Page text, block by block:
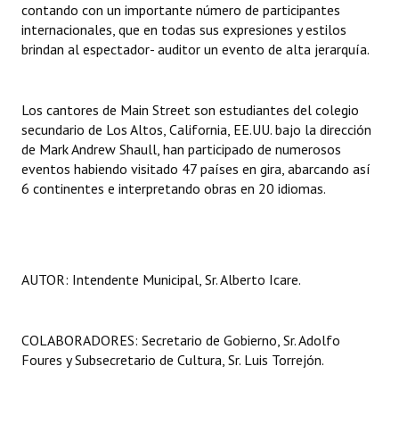
Informes de Unidad Coordinadora
Ejecución Presupuestaria
NORMATIVA
Comunicaciones
Resoluciones de Presidencia
Antiguos Pobladores
contando con un importante número de participantes
internacionales, que en todas sus expresiones y estilos
brindan al espectador- auditor un evento de alta jerarquía.
Los cantores de Main Street son estudiantes del colegio
secundario de Los Altos, California, EE.UU. bajo la dirección
de Mark Andrew Shaull, han participado de numerosos
eventos habiendo visitado 47 países en gira, abarcando así
6 continentes e interpretando obras en 20 idiomas.
AUTOR: Intendente Municipal, Sr. Alberto Icare.
COLABORADORES: Secretario de Gobierno, Sr. Adolfo
Foures y Subsecretario de Cultura, Sr. Luis Torrejón.